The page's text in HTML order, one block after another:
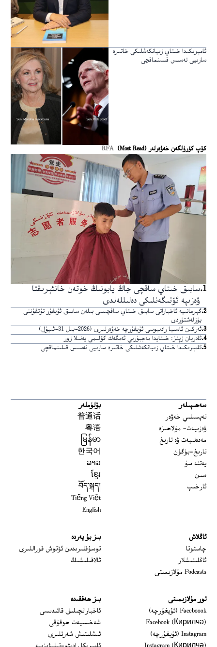
ئامېرىكىدا خىتاي زىيانكەشلىكى خاتىرە
سارىيى تەسىس قىلىنماقچى
كۆپ كۆرۈلگەن خەۋەرلەر (Most Read) RFA
1
.سابىق خىتاي ساقچى جاڭ يابونىڭ خوتەن خانئېرىقتا
ۋەزىپە ئۆتىگەنلىكى دەلىللەندى
2
.گېرمانىيە ئاخباراتى سابىق خىتاي ساقچىسى بىلەن سابىق ئۇيغۇر تۇتقۇننى
يۈزلەشتۈردى
3
.ئەركىن ئاسىيا رادىيوسى ئۇيغۇرچە خەۋەرلىرى (2026-يىل 31-ئىيۇل)
4
.ئادريان زېنز: خىتايدا مەجبۇرىي ئەمگەك كۆلىمى يەنىلا زور
5
.ئامېرىكىدا خىتاي زىيانكەشلىكى خاتىرە سارىيى تەسىس قىلىنماقچى
سەھىپىلەر
تەپسىلىي خەۋەر
ۋەزىيەت- مۇلاھىزە
مەدەنىيەت ۋە تارىخ
تارىخ-بۈگۈن
يەتتە سۇ
سىن
ئارخىپ
بۆلۈملەر
普通话
粤语
မြန်မာ
한국어
ລາວ
ខ្មែរ
བོད་སྐད།
Tiếng Việt
English
ئاڭلاش
چاستوتا
ئاڭلىتىشلار
Podcasts مۇلازىمىتى
بىز بۇ يەردە
توسۇقلىرىدىن ئۆتۈش قوراللىرى
ئالاقىلىشىڭ
تور مۇلازىمىتى
Faceboook (ئۇيغۇرچە)
Opens in new window
Facebook (Кирилчә)
Opens in new window
Instagram (ئۇيغۇرچە)
Opens in new window
Opens in new window
بىز ھەققىدە
ئاخباراتچىلىق قائىدىسى
شەخسىيەت ھوقۇقى
ئىشلىتىش شەرتلىرى